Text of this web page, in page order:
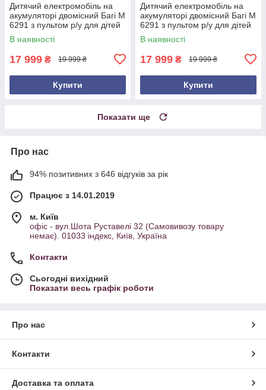
Дитячий електромобіль на
акумуляторі двомісний Багі M
6291 з пультом р/у для дітей
3-8 років Червоний
В наявності
17 999 ₴ 19 999 ₴
Купити
Дитячий електромобіль на
акумуляторі двомісний Багі M
6291 з пультом р/у для дітей
3-8 років Зелений
В наявності
17 999 ₴ 19 999 ₴
Купити
Показати ще
Про нас
94% позитивних з 646 відгуків за рік
Працює з 14.01.2019
м. Київ
офіс - вул.Шота Руставелі 32 (Самовивозу товару
немає). 01033 індекс, Київ, Україна
Контакти
Сьогодні вихідний
Показати весь графік роботи
Про нас
Контакти
Доставка та оплата